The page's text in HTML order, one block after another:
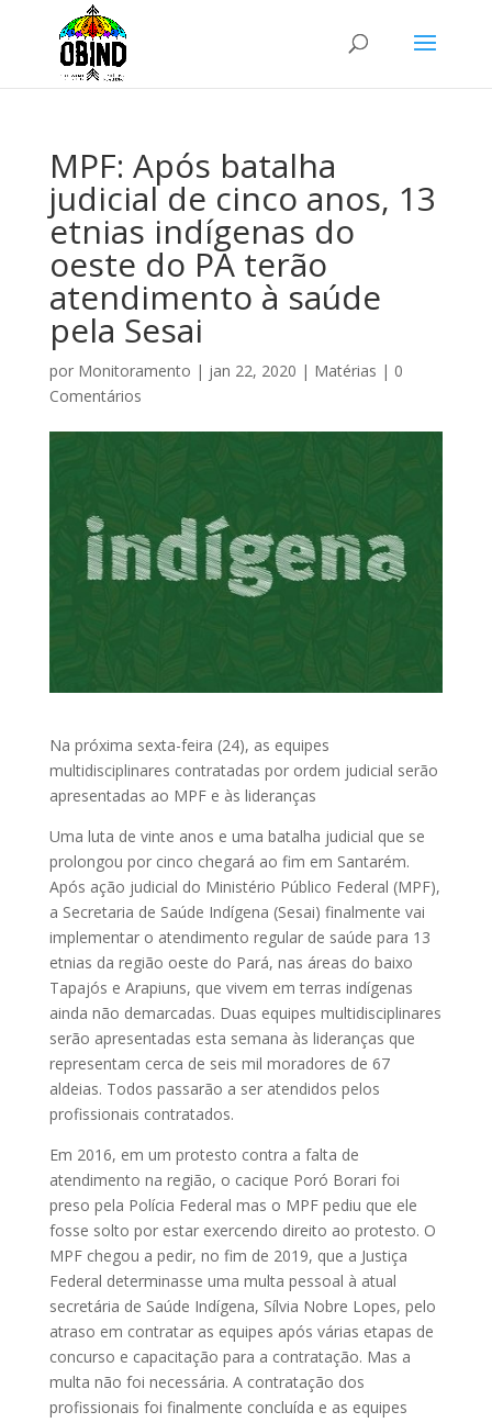
MPF: Após batalha
judicial de cinco anos, 13
etnias indígenas do
oeste do PA terão
atendimento à saúde
pela Sesai
por Monitoramento | jan 22, 2020 | Matérias | 0
Comentários
Na próxima sexta-feira (24), as equipes
multidisciplinares contratadas por ordem judicial serão
apresentadas ao MPF e às lideranças
Uma luta de vinte anos e uma batalha judicial que se
prolongou por cinco chegará ao fim em Santarém.
Após ação judicial do Ministério Público Federal (MPF),
a Secretaria de Saúde Indígena (Sesai) finalmente vai
implementar o atendimento regular de saúde para 13
etnias da região oeste do Pará, nas áreas do baixo
Tapajós e Arapiuns, que vivem em terras indígenas
ainda não demarcadas. Duas equipes multidisciplinares
serão apresentadas esta semana às lideranças que
representam cerca de seis mil moradores de 67
aldeias. Todos passarão a ser atendidos pelos
profissionais contratados.
Em 2016, em um protesto contra a falta de
atendimento na região, o cacique Poró Borari foi
preso pela Polícia Federal mas o MPF pediu que ele
fosse solto por estar exercendo direito ao protesto. O
MPF chegou a pedir, no fim de 2019, que a Justiça
Federal determinasse uma multa pessoal à atual
secretária de Saúde Indígena, Sílvia Nobre Lopes, pelo
atraso em contratar as equipes após várias etapas de
concurso e capacitação para a contratação. Mas a
multa não foi necessária. A contratação dos
profissionais foi finalmente concluída e as equipes